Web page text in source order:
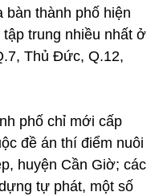
bàn thành phố hiện
trung nhiều nhất ở
Thủ Đức, Q.12,
phố chỉ mới cấp
đề án thí điểm nuôi
huyện Cần Giờ; các
tự phát, một số